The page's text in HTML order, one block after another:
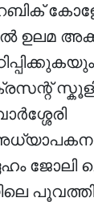
ഉലമ
ജോലി